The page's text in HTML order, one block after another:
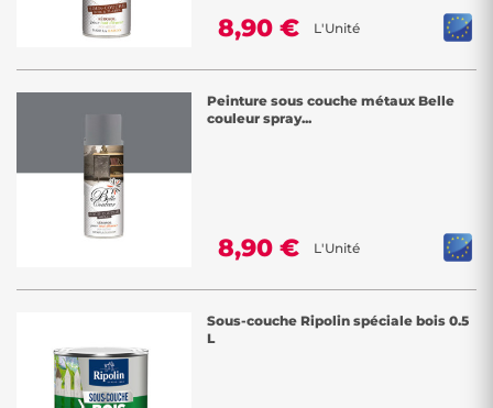
8,90 € L'Unité
Peinture sous couche métaux Belle
couleur spray...
8,90 € L'Unité
Sous-couche Ripolin spéciale bois 0.5
L